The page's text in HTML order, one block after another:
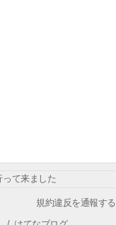
て来ました
規約違反を通報する